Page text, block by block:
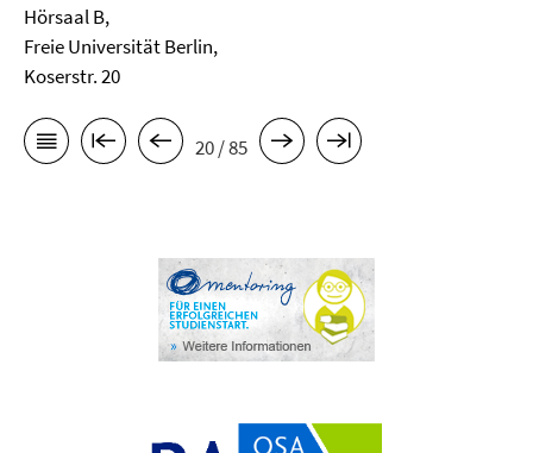
Hörsaal B,
Freie Universität Berlin,
Koserstr. 20
20 / 85